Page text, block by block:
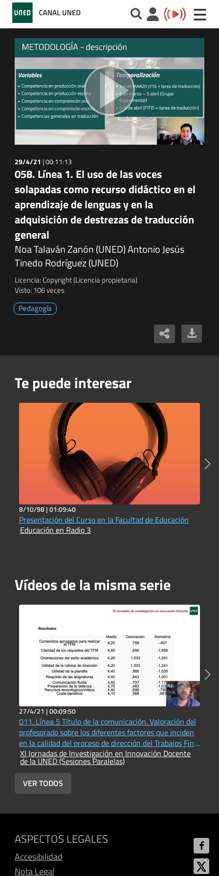
Toggle
29/4/21 |00:11:13
058. Línea 1. El uso de las voces
solapadas como recurso didáctico en el
aprendizaje de lenguas y en la
adquisición de destrezas de traducción
general
Noa Talaván Zanón (UNED) Antonio Jesús
Tinedo Rodríguez (UNED)
Licencia: Copyright (Licencia propietaria)
Visto: 106 veces
Pedagogía
Te puede interesar
8/10/98 |01:09:40
Presentación del Curso en la Facultad de Educación
Educación en Radio 3
Vídeos de la misma serie
27/4/21 |00:09:50
011. Línea 5 Título de la comunicación. Valoración del
profesorado sobre los diferentes factores que inciden
en la calidad del proceso de dirección del Trabajos Fin
de Máster en Educación
XI Jornadas de Investigación en Innovación Docente
de la UNED (Sesiones Paralelas)
VER TODOS
ASPECTOS LEGALES
Accesibilidad
Nota Legal